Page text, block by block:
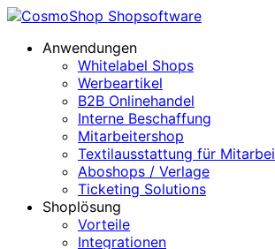
Anwendungen
Whitelabel Shops
Werbeartikel
B2B Onlinehandel
Interne Beschaffung
Mitarbeitershop
Textilausstattung für
Aboshops / Verlage
Ticketing Solutions
Shoplösung
Vorteile
Integrationen